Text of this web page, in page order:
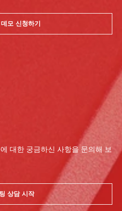
모 신청하기
대한 궁금하신 사항을 문의해 보
상담 시작